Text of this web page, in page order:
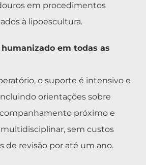
em procedimentos
à lipoescultura.
em todas as
o suporte é intensivo e
orientações sobre
próximo e
sem custos
de revisão por até um ano.